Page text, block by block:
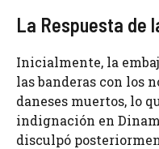
La Respuesta de
Inicialmente, la
las banderas con los
daneses muertos, lo
indignación en
disculpó